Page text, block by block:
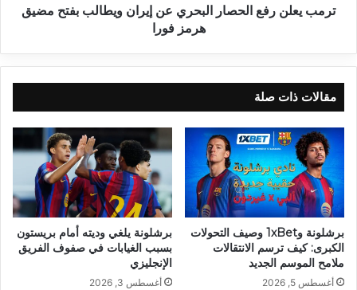
ترمب يعلن رفع الحصار البحري عن إيران ويطالب بفتح مضيق
هرمز فورا
مقالات ذات صلة
برشلونة و1xBet وصيف التحولات
الكبرى: كيف ترسم الانتقالات
ملامح الموسم الجديد
أغسطس 5, 2026
برشلونة يلغي وديته أمام بريستون
بسبب الغيابات في صفوف الفريق
الإنجليزي
أغسطس 3, 2026